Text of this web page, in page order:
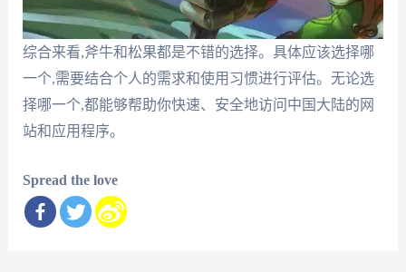
综合来看,斧牛和松果都是不错的选择。具体应该选择哪
一个,需要结合个人的需求和使用习惯进行评估。无论选
择哪一个,都能够帮助你快速、安全地访问中国大陆的网
站和应用程序。
Spread the love